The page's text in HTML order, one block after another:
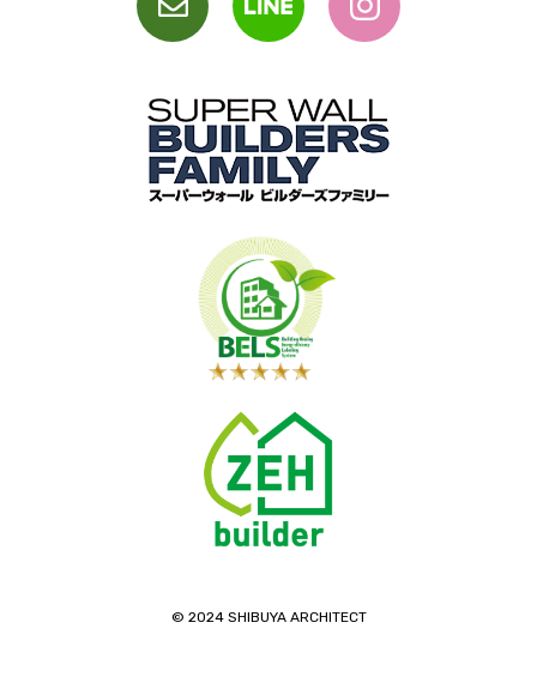
©️ 2024 SHIBUYA ARCHITECT